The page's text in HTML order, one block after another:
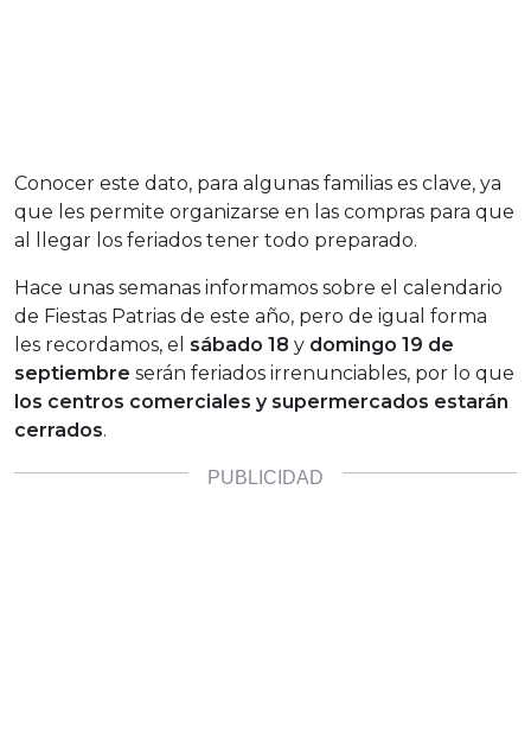
Conocer este dato, para algunas familias es clave, ya
que les permite organizarse en las compras para que
al llegar los feriados tener todo preparado.
Hace unas semanas informamos sobre el calendario
de Fiestas Patrias de este año, pero de igual forma
les recordamos, el sábado 18 y domingo 19 de
septiembre serán feriados irrenunciables, por lo que
los centros comerciales y supermercados estarán
cerrados.